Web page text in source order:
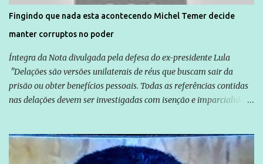
solução do caso Amarildo - Terra Brasil
Fingindo que nada esta acontecendo Michel Temer decide
manter corruptos no poder
Íntegra da Nota divulgada pela defesa do ex-presidente Lula
"Delações são versões unilaterais de réus que buscam sair da
prisão ou obter benefícios pessoais. Todas as referências contidas
nas delações devem ser investigadas com isenção e imparcialidade
Globo manteve com o Grupo Odebrecht, citada na delação de
Emílio Odebrecht. Lula sempre atuou para promover o Brasil no